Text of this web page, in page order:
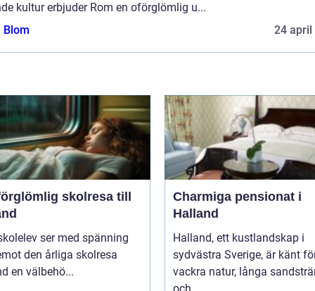
kultur erbjuder Rom en oförglömlig u...
Blom
24 april
skolresa till
ser med spänning
den årliga skolresa
en välbehö...
Charmiga pensionat i
Halland
Halland, ett kustlandskap i
sydvästra Sverige, är känt
vackra natur, långa